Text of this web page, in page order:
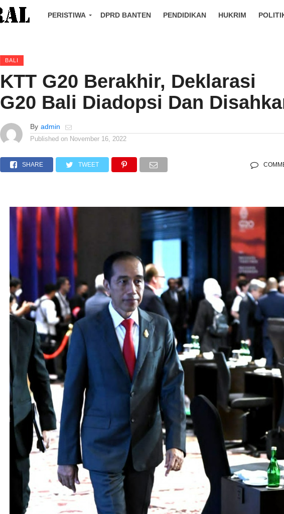
PERISTIWA DPRD BANTEN PENDIDIKAN HUKRIM
BALI
KTT G20 Berakhir, Deklarasi
G20 Bali Diadopsi Dan
By admin
Published on November 16, 2022
SHARE TWEET